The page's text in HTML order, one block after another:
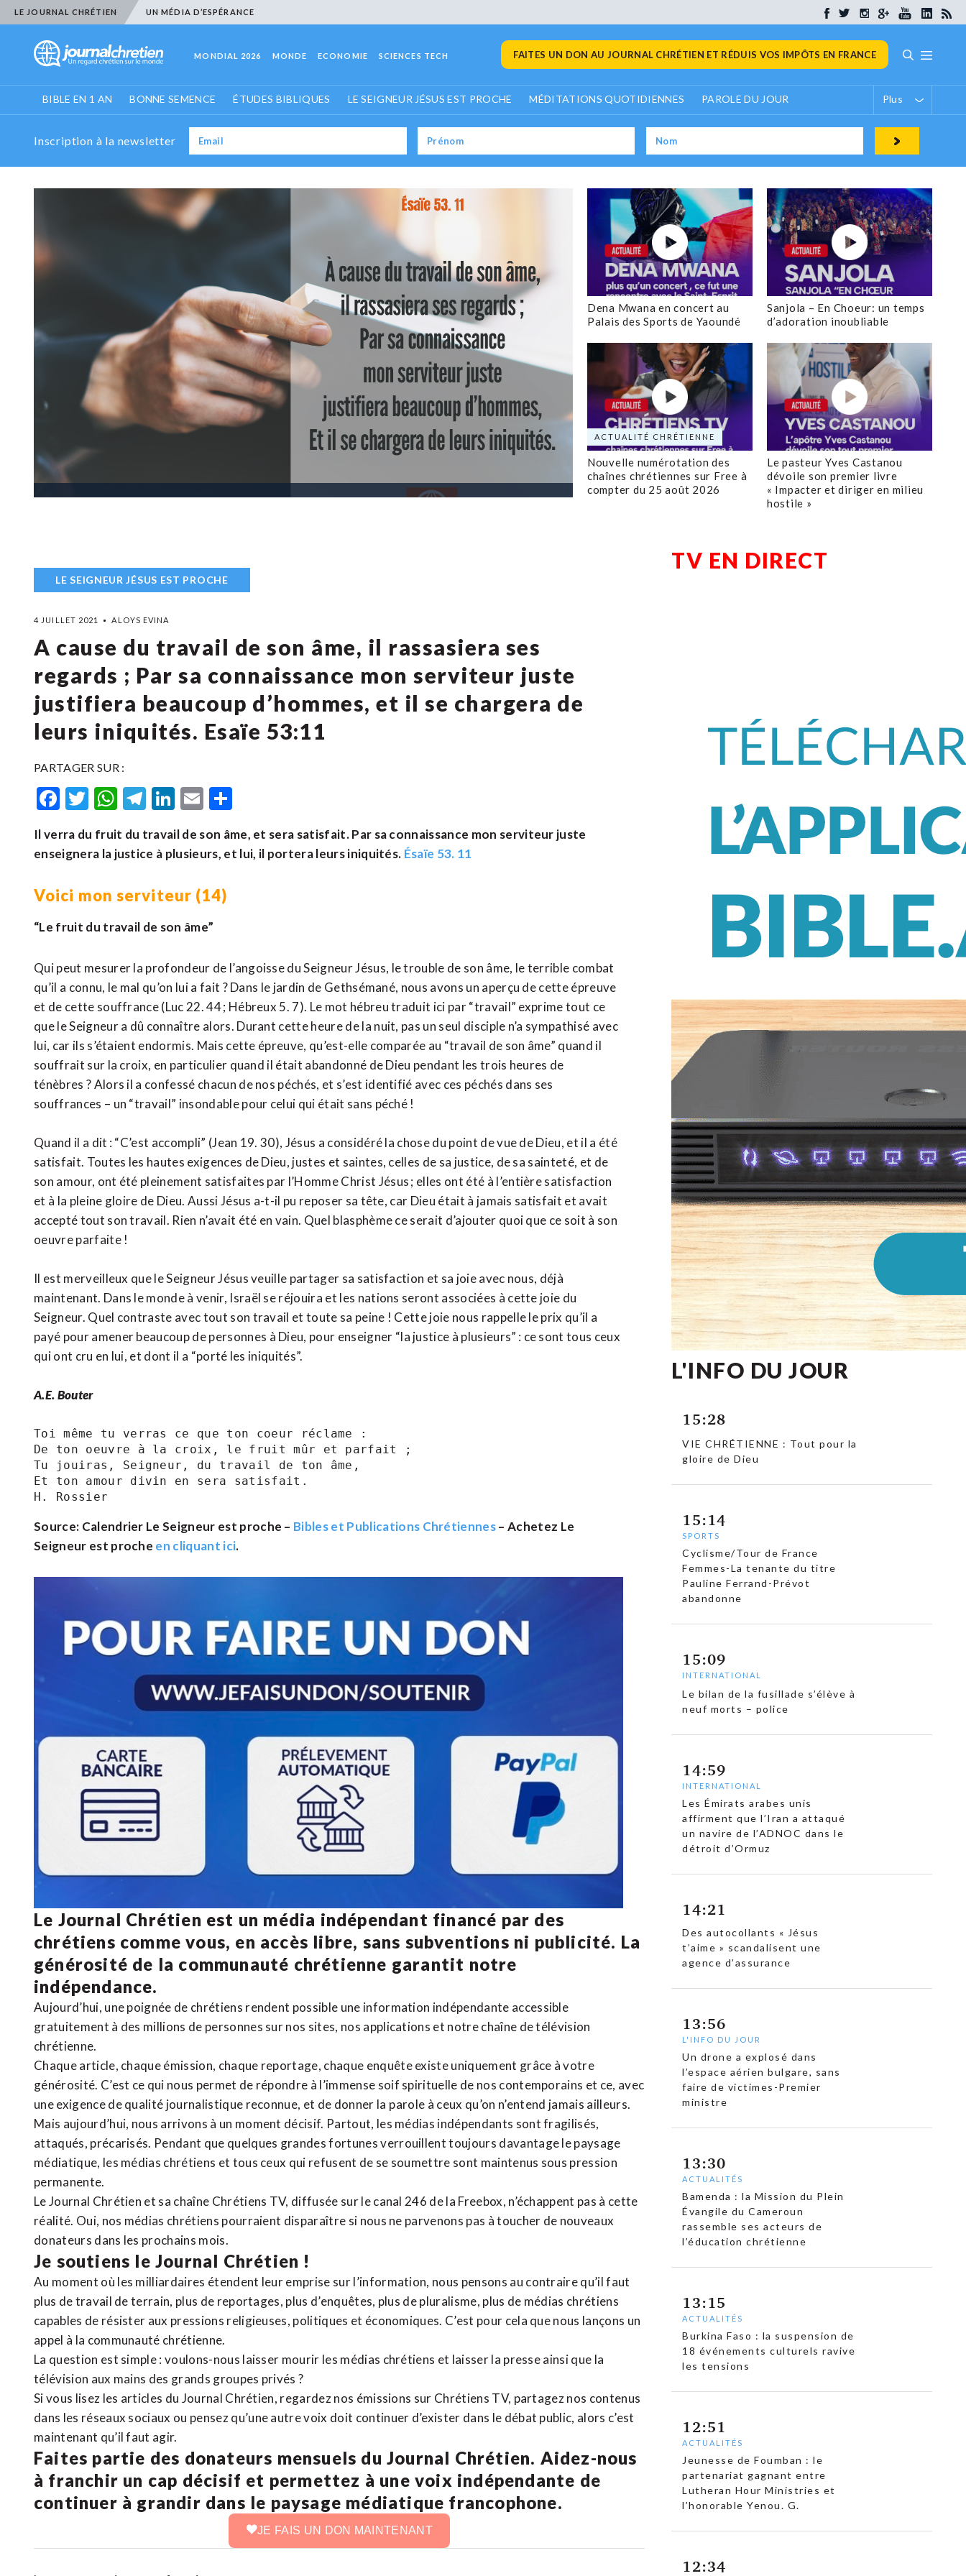
LE JOURNAL CHRÉTIEN UN MÉDIA D’ESPÉRANCE
MONDIAL 2026 MONDE ECONOMIE SCIENCES TECH FAITES UN DON AU JOURNAL CHRÉTIEN ET RÉDUIS VOS IMPÔTS EN FRANCE
BIBLE EN 1 AN BONNE SEMENCE ÉTUDES BIBLIQUES LE SEIGNEUR JÉSUS EST PROCHE MÉDITATIONS QUOTIDIENNES PAROLE DU JOUR Plus
Inscription à la newsletter
Dena Mwana en concert au
Palais des Sports de Yaoundé
Sanjola – En Choeur: un temps
d’adoration inoubliable
ACTUALITÉ CHRÉTIENNE
Nouvelle numérotation des
chaînes chrétiennes sur Free à
compter du 25 août 2026
Le pasteur Yves Castanou
dévoile son premier livre
« Impacter et diriger en milieu
hostile »
LE SEIGNEUR JÉSUS EST PROCHE
4 JUILLET 2021 ALOYS EVINA
A cause du travail de son âme, il rassasiera ses
regards ; Par sa connaissance mon serviteur juste
justifiera beaucoup d’hommes, et il se chargera de
leurs iniquités. Esaïe 53:11
PARTAGER SUR :
Facebook
Twitter
WhatsApp
Telegram
LinkedIn
Email
Il verra du fruit du travail de son âme, et sera satisfait. Par sa connaissance mon serviteur juste
enseignera la justice à plusieurs, et lui, il portera leurs iniquités. Ésaïe 53. 11
Voici mon serviteur (14)
“Le fruit du travail de son âme”
Qui peut mesurer la profondeur de l’angoisse du Seigneur Jésus, le trouble de son âme, le terrible combat
qu’il a connu, le mal qu’on lui a fait ? Dans le jardin de Gethsémané, nous avons un aperçu de cette épreuve
et de cette souffrance (Luc 22. 44 ; Hébreux 5. 7). Le mot hébreu traduit ici par “travail” exprime tout ce
que le Seigneur a dû connaître alors. Durant cette heure de la nuit, pas un seul disciple n’a sympathisé avec
lui, car ils s’étaient endormis. Mais cette épreuve, qu’est-elle comparée au “travail de son âme” quand il
souffrait sur la croix, en particulier quand il était abandonné de Dieu pendant les trois heures de
ténèbres ? Alors il a confessé chacun de nos péchés, et s’est identifié avec ces péchés dans ses
souffrances – un “travail” insondable pour celui qui était sans péché !
Quand il a dit : “C’est accompli” (Jean 19. 30), Jésus a considéré la chose du point de vue de Dieu, et il a été
satisfait. Toutes les hautes exigences de Dieu, justes et saintes, celles de sa justice, de sa sainteté, et de
son amour, ont été pleinement satisfaites par l’Homme Christ Jésus ; elles ont été à l’entière satisfaction
et à la pleine gloire de Dieu. Aussi Jésus a-t-il pu reposer sa tête, car Dieu était à jamais satisfait et avait
accepté tout son travail. Rien n’avait été en vain. Quel blasphème ce serait d’ajouter quoi que ce soit à son
oeuvre parfaite !
Il est merveilleux que le Seigneur Jésus veuille partager sa satisfaction et sa joie avec nous, déjà
maintenant. Dans le monde à venir, Israël se réjouira et les nations seront associées à cette joie du
Seigneur. Quel contraste avec tout son travail et toute sa peine ! Cette joie nous rappelle le prix qu’il a
payé pour amener beaucoup de personnes à Dieu, pour enseigner “la justice à plusieurs” : ce sont tous ceux
qui ont cru en lui, et dont il a “porté les iniquités”.
A.E. Bouter
Toi même tu verras ce que ton coeur réclame :
De ton oeuvre à la croix, le fruit mûr et parfait ;
Tu jouiras, Seigneur, du travail de ton âme,
Et ton amour divin en sera satisfait.
H. Rossier
Source: Calendrier Le Seigneur est proche – Bibles et Publications Chrétiennes– Achetez Le
Seigneur est proche en cliquant ici.
Le Journal Chrétien est un média indépendant financé par des
chrétiens comme vous, en accès libre, sans subventions ni publicité. La
générosité de la communauté chrétienne garantit notre
indépendance.
Aujourd’hui, une poignée de chrétiens rendent possible une information indépendante accessible
gratuitement à des millions de personnes sur nos sites, nos applications et notrechaîne de télévision
chrétienne.
Chaque article, chaque émission, chaque reportage, chaque enquête existe uniquement grâce à votre
générosité. C’est ce qui nous permet de répondre à l’immense soif spirituelle de nos contemporains et ce, avec
une exigence de qualité journalistique reconnue, et de donner la parole à ceux qu’on n’entend jamais ailleurs.
Mais aujourd’hui, nous arrivons à un moment décisif. Partout, les médias indépendants sont fragilisés,
attaqués, précarisés. Pendant que quelques grandes fortunes verrouillent toujours davantage le paysage
médiatique, les médias chrétiens et tous ceux qui refusent de se soumettre sont maintenus sous pression
permanente.
Le Journal Chrétien et sa chaîne Chrétiens TV, diffusée sur le canal 246 de la Freebox, n’échappent pas à cette
réalité. Oui, nos médias chrétiens pourraient disparaître si nous ne parvenons pas à toucher de nouveaux
donateurs dans les prochains mois.
Je soutiens le Journal Chrétien !
Au moment où les milliardaires étendent leur emprise sur l’information, nous pensons au contraire qu’il faut
plus de travail de terrain, plus de reportages, plus d’enquêtes, plus de pluralisme, plus de médias chrétiens
capables de résister aux pressions religieuses, politiques et économiques. C’est pour cela que nous lançons un
appel à la communauté chrétienne.
La question est simple : voulons-nous laisser mourir les médias chrétiens et laisser la presse ainsi que la
télévision aux mains des grands groupes privés ?
Si vous lisez les articles du Journal Chrétien, regardez nos émissions sur Chrétiens TV, partagez nos contenus
dans les réseaux sociaux ou pensez qu’une autre voix doit continuer d’exister dans le débat public, alors c’est
maintenant qu’il faut agir.
Faites partie des donateurs mensuels du Journal Chrétien. Aidez-nous
à franchir un cap décisif et permettez à une voix indépendante de
continuer à grandir dans le paysage médiatique francophone.
JE FAIS UN DON MAINTENANT
TV EN DIRECT
L'INFO DU JOUR
15:28
VIE CHRÉTIENNE : Tout pour la
gloire de Dieu
15:14
SPORTS
Cyclisme/Tour de France
Femmes-La tenante du titre
Pauline Ferrand-Prévot
abandonne
15:09
INTERNATIONAL
Le bilan de la fusillade s’élève à
neuf morts – police
14:59
INTERNATIONAL
Les Émirats arabes unis
affirment que l’Iran a attaqué
un navire de l’ADNOC dans le
détroit d’Ormuz
14:21
Des autocollants « Jésus
t’aime » scandalisent une
agence d’assurance
13:56
L'INFO DU JOUR
Un drone a explosé dans
l’espace aérien bulgare, sans
faire de victimes-Premier
ministre
13:30
ACTUALITÉS
Bamenda : la Mission du Plein
Évangile du Cameroun
rassemble ses acteurs de
l’éducation chrétienne
13:15
ACTUALITÉS
Burkina Faso : la suspension de
18 événements culturels ravive
les tensions
12:51
ACTUALITÉS
Jeunesse de Foumban : le
partenariat gagnant entre
Lutheran Hour Ministries et
l’honorable Yenou. G.
12:34